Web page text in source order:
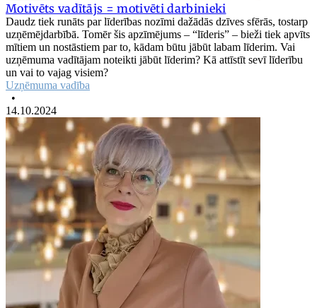
Motivēts vadītājs = motivēti darbinieki
Daudz tiek runāts par līderības nozīmi dažādās dzīves sfērās, tostarp
uzņēmējdarbībā. Tomēr šis apzīmējums – “līderis” – bieži tiek apvīts
mītiem un nostāstiem par to, kādam būtu jābūt labam līderim. Vai
uzņēmuma vadītājam noteikti jābūt līderim? Kā attīstīt sevī līderību
un vai to vajag visiem?
Uzņēmuma vadība
•
14.10.2024